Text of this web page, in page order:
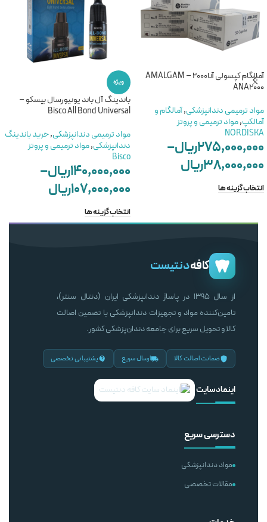
آمالگام کپسولی آنا2000 – AMALGAM
ANA2000
مواد ترمیمی دندانپزشکی,آمالگام و
آمالکپ,مواد ترمیمی و پروتز
NORDISKA
۲۷۵,۰۰۰,۰۰۰ریال–
۳۸,۰۰۰,۰۰۰ریال
انتخاب گزینه ها
ویژه
باندینگ آل باند یونیورسال بیسکو –
Bisco All Bond Universal
مواد ترمیمی دندانپزشکی,خرید باندینگ
دندانپزشکی,مواد ترمیمی و پروتز
Bisco
۱۴۰,۰۰۰,۰۰۰ریال–
۱۰۷,۰۰۰,۰۰۰ریال
انتخاب گزینه ها
کافهدنتیست
از سال ۱۳۹۵ در پاساژ دندانپزشکی ایران (دنتال سنتر)،
تامین‌کننده مواد و تجهیزات دندانپزشکی با تضمین اصالت
کالا و تحویل سریع برای جامعه دندان‌پزشکی کشور.
ضمانت اصالت کالا ارسال سریع پشتیبانی تخصصی
اینماد سایت
دسترسی سریع
مواد دندانپزشکی
مقالات تخصصی